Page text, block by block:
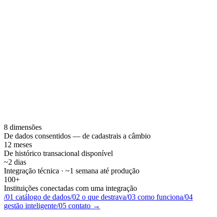
8 dimensões
De dados consentidos — de cadastrais a câmbio
12 meses
De histórico transacional disponível
~2 dias
Integração técnica · ~1 semana até produção
100+
Instituições conectadas com uma integração
/01 catálogo de dados/02 o que destrava/03 como funciona/04
gestão inteligente/05 contato →